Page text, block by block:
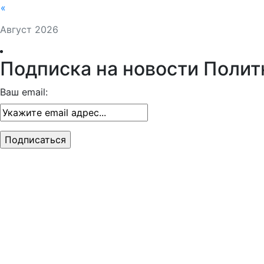
Август 2026
«
Подписка на новости
Ваш email: